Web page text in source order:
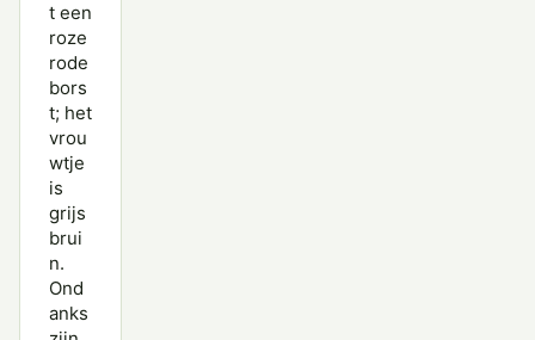
t een
roze
rode
bors
t; het
vrou
wtje
is
grijs
brui
n.
Ond
anks